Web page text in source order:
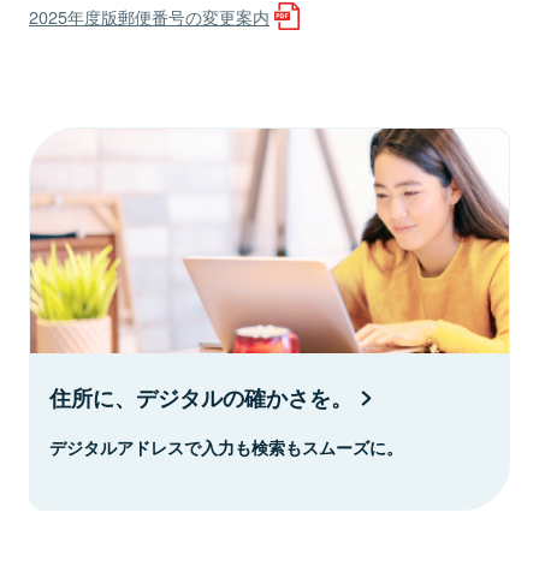
2025年度版郵便番号の変更案内
住所に、デジタルの確かさを。
デジタルアドレスで入力も検索もスムーズに。